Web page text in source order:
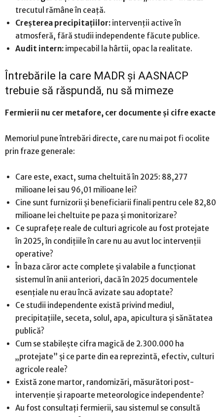
trecutul rămâne în ceață.
Creșterea precipitațiilor: intervenții active în
atmosferă, fără studii independente făcute publice.
Audit intern: impecabil la hârtii, opac la realitate.
Întrebările la care MADR și AASNACP
trebuie să răspundă, nu să mimeze
Fermierii nu cer metafore, cer documente și cifre exacte
Memoriul pune întrebări directe, care nu mai pot fi ocolite
prin fraze generale:
Care este, exact, suma cheltuită în 2025: 88,277
milioane lei sau 96,01 milioane lei?
Cine sunt furnizorii și beneficiarii finali pentru cele 82,80
milioane lei cheltuite pe paza și monitorizare?
Ce suprafețe reale de culturi agricole au fost protejate
în 2025, în condițiile în care nu au avut loc intervenții
operative?
În baza căror acte complete și valabile a funcționat
sistemul în anii anteriori, dacă în 2025 documentele
esențiale nu erau încă avizate sau adoptate?
Ce studii independente există privind mediul,
precipitațiile, seceta, solul, apa, apicultura și sănătatea
publică?
Cum se stabilește cifra magică de 2.300.000 ha
„protejate” și ce parte din ea reprezintă, efectiv, culturi
agricole reale?
Există zone martor, randomizări, măsurători post-
intervenție și rapoarte meteorologice independente?
Au fost consultați fermierii, sau sistemul se consultă